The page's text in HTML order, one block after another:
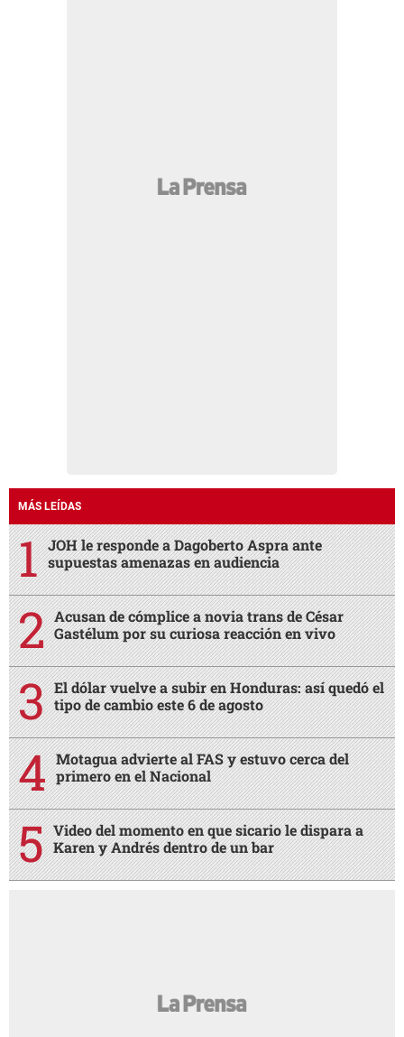
MÁS LEÍDAS
JOH le responde a Dagoberto Aspra ante
supuestas amenazas en audiencia
Acusan de cómplice a novia trans de César
Gastélum por su curiosa reacción en vivo
El dólar vuelve a subir en Honduras: así quedó el
tipo de cambio este 6 de agosto
Motagua advierte al FAS y estuvo cerca del
primero en el Nacional
Video del momento en que sicario le dispara a
Karen y Andrés dentro de un bar